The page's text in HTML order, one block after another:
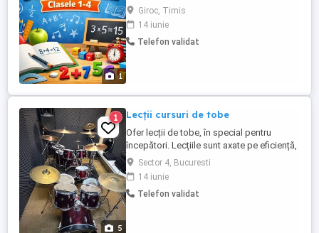
1
adaptat fiecărui copil. Pun accent pe
înțelegere, încredere și progres pas cu
pas. Absolventă de Matematică-
Informatică și Universitatea Politehnica
Giroc, Timis
14 iunie
Telefon validat
5
1 Lecții cursuri de tobe
Ofer lecții de tobe, în special pentru
începători. Lecțiile sunt axate pe eficiență,
pe a putea înțelege regulile de bază, care
țin de sincronicitate și de controlul
independent al membrelor. Vor fi discutate
aspecte care țin de rolul toboșarului într-o
Sector 4, Bucuresti
14 iunie
Telefon validat